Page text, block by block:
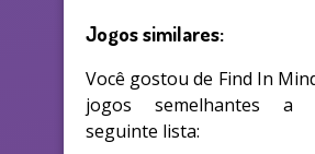
Jogos similares:
Você gostou de Find In
jogos semelhantes
seguinte lista: